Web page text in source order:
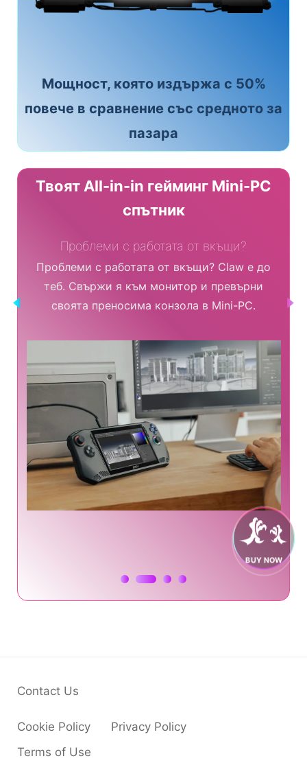
BUY NOW
Мощност, която издържа с 50%
повече в сравнение със средното за
пазара
Твоят All-in-in гейминг Mini-PC
спътник
Проблеми с работата от вкъщи?
Проблеми с работата от вкъщи? Claw е до
теб. Свържи я към монитор и превърни
своята преносима конзола в Mini-PC.
Cookie Policy
Privacy Policy
Terms of Use
Contact Us